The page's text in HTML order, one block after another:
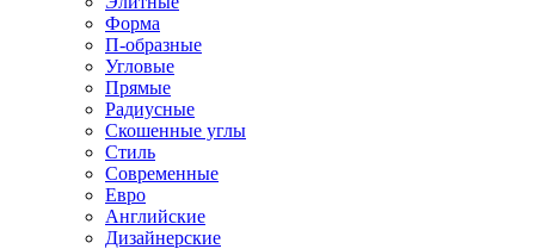
Форма
П-образные
Угловые
Прямые
Радиусные
Скошенные углы
Стиль
Современные
Евро
Английские
Дизайнерские